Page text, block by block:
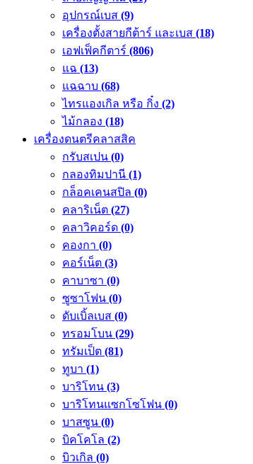
อุปกรณ์เบส (9)
เครื่องตั้งสายกีต้าร์ และเบส (18)
เอฟเฟ็คกีตาร์ (806)
แฉ (13)
แฉฉาบ (68)
ไทรแองเกิล หรือ กิ๋ง (2)
ไม้กลอง (18)
เครื่องดนตรีคลาสสิค
กรับสเปน (0)
กลองทิมปานี (1)
กล็อคเคนสปิล (0)
คลาริเน็ต (27)
คลาวิคอร์ด (0)
คองกา (0)
คอร์เน็ต (3)
คาบาซา (0)
ซูซาโฟน (0)
ดับเบิ้ลเบส (0)
ทรอมโบน (29)
ทรัมเป็ต (81)
ทูบา (1)
บาริโทน (3)
บาริโทนแซกโซโฟน (0)
บาสซูน (0)
บิคโคโล (2)
บิวเกิล (0)